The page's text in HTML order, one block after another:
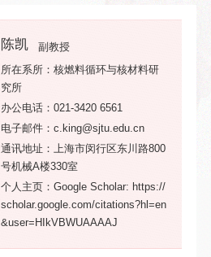
陈凯
副教授
所在系所：核燃料循环与核材料研
究所
办公电话：021-3420 6561
电子邮件：c.king@sjtu.edu.cn
通讯地址：上海市闵行区东川路800
号机械A楼330室
个人主页：Google Scholar: https://
scholar.google.com/citations?hl=en
&user=HIkVBWUAAAAJ